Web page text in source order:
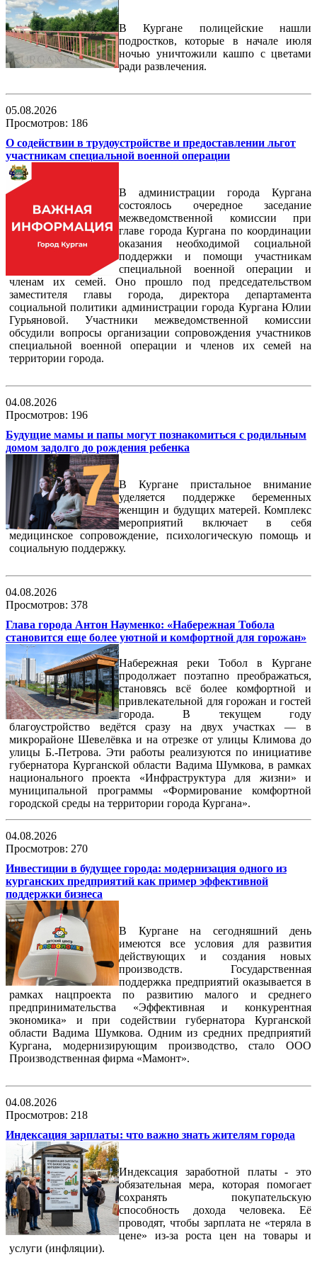
В Кургане полицейские нашли
подростков, которые в начале июля
ночью уничтожили кашпо с цветами
ради развлечения.
05.08.2026
Просмотров: 186
О содействии в трудоустройстве и предоставлении льгот
участникам специальной военной операции
В администрации города Кургана
состоялось очередное заседание
межведомственной комиссии при
главе города Кургана по координации
оказания необходимой социальной
поддержки и помощи участникам
специальной военной операции и
членам их семей. Оно прошло под председательством
заместителя главы города, директора департамента
социальной политики администрации города Кургана Юлии
Гурьяновой. Участники межведомственной комиссии
обсудили вопросы организации сопровождения участников
специальной военной операции и членов их семей на
территории города.
04.08.2026
Просмотров: 196
Будущие мамы и папы могут познакомиться с родильным
домом задолго до рождения ребенка
В Кургане пристальное внимание
уделяется поддержке беременных
женщин и будущих матерей. Комплекс
мероприятий включает в себя
медицинское сопровождение, психологическую помощь и
социальную поддержку.
04.08.2026
Просмотров: 378
Глава города Антон Науменко: «Набережная Тобола
становится еще более уютной и комфортной для горожан»
Набережная реки Тобол в Кургане
продолжает поэтапно преображаться,
становясь всё более комфортной и
привлекательной для горожан и гостей
города. В текущем году
благоустройство ведётся сразу на двух участках — в
микрорайоне Шевелёвка и на отрезке от улицы Климова до
улицы Б.-Петрова. Эти работы реализуются по инициативе
губернатора Курганской области Вадима Шумкова, в рамках
национального проекта «Инфраструктура для жизни» и
муниципальной программы «Формирование комфортной
городской среды на территории города Кургана».
04.08.2026
Просмотров: 270
Инвестиции в будущее города: модернизация одного из
курганских предприятий как пример эффективной
поддержки бизнеса
В Кургане на сегодняшний день
имеются все условия для развития
действующих и создания новых
производств. Государственная
поддержка предприятий оказывается в
рамках нацпроекта по развитию малого и среднего
предпринимательства «Эффективная и конкурентная
экономика» и при содействии губернатора Курганской
области Вадима Шумкова. Одним из средних предприятий
Кургана, модернизирующим производство, стало ООО
Производственная фирма «Мамонт».
04.08.2026
Просмотров: 218
Индексация зарплаты: что важно знать жителям города
Индексация заработной платы - это
обязательная мера, которая помогает
сохранять покупательскую
способность дохода человека. Её
проводят, чтобы зарплата не «теряла в
цене» из‑за роста цен на товары и
услуги (инфляции).